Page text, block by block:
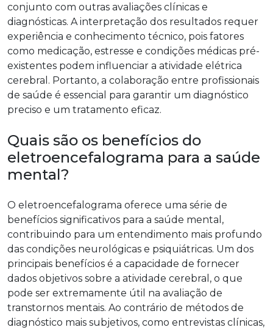
conjunto com outras avaliações clínicas e
diagnósticas. A interpretação dos resultados requer
experiência e conhecimento técnico, pois fatores
como medicação, estresse e condições médicas pré-
existentes podem influenciar a atividade elétrica
cerebral. Portanto, a colaboração entre profissionais
de saúde é essencial para garantir um diagnóstico
preciso e um tratamento eficaz.
Quais são os benefícios do
eletroencefalograma para a saúde
mental?
O eletroencefalograma oferece uma série de
benefícios significativos para a saúde mental,
contribuindo para um entendimento mais profundo
das condições neurológicas e psiquiátricas. Um dos
principais benefícios é a capacidade de fornecer
dados objetivos sobre a atividade cerebral, o que
pode ser extremamente útil na avaliação de
transtornos mentais. Ao contrário de métodos de
diagnóstico mais subjetivos, como entrevistas clínicas,